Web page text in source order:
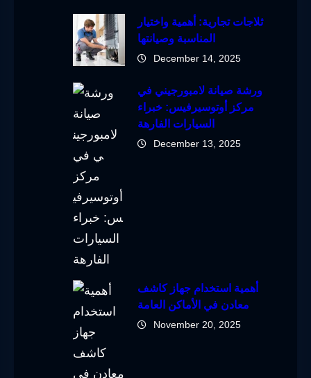
ثلاجات تجارية: أهمية واختيار
المناسبة وصيانتها
December 14, 2025
ورشة صيانة لامبورجيني في
مركز أوتوسيرفيس: خبراء
السيارات الفارهة
December 13, 2025
أهمية استخدام جهاز كاشف
معادن في الأماكن العامة
November 20, 2025